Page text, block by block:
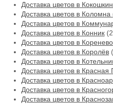
Доставка цветов в
Доставка цветов в
Доставка цветов в
Доставка цветов в Конник
Доставка цветов в
Доставка цветов в Королёв
Доставка цветов в
Доставка цветов в Красная
Доставка цветов в
Доставка цветов в
Доставка цветов в